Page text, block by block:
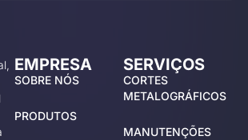
EMPRESA
SOBRE NÓS
PRODUTOS
SERVIÇOS
CORTES
METALOGRÁFICOS
MANUTENÇÕES